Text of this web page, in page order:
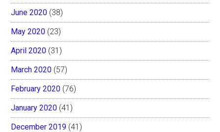
June 2020 (38)
May 2020 (23)
April 2020 (31)
March 2020 (57)
February 2020 (76)
January 2020 (41)
December 2019 (41)